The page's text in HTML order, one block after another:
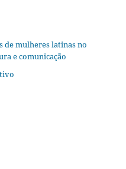
de mulheres latinas no
e comunicação